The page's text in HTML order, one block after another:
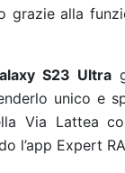
grazie alla
S23 Ultra
unico e
Via Lattea
l’app Expert